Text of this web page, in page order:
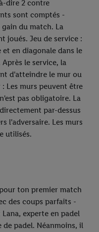
dire 2 contre
sont comptés -
du match. La
joués. Jeu de service :
et en diagonale dans le
le service, la
d'atteindre le mur ou
Les murs peuvent être
pas obligatoire. La
par-dessus
l'adversaire. Les murs
utilisés.
ton premier match
des coups parfaits -
experte en padel
padel. Néanmoins, il